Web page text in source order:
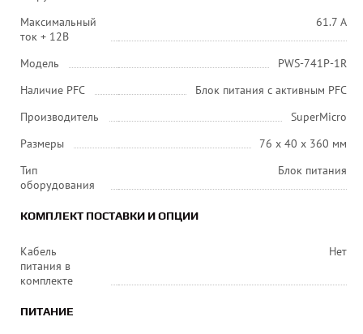
Максимальный
ток + 12В
61.7 А
Модель
PWS-741P-1R
Наличие PFC
Блок питания с активным PFC
Производитель
SuperMicro
Размеры
76 х 40 х 360 мм
Тип
оборудования
Блок питания
КОМПЛЕКТ ПОСТАВКИ И ОПЦИИ
Кабель
питания в
комплекте
Нет
ПИТАНИЕ